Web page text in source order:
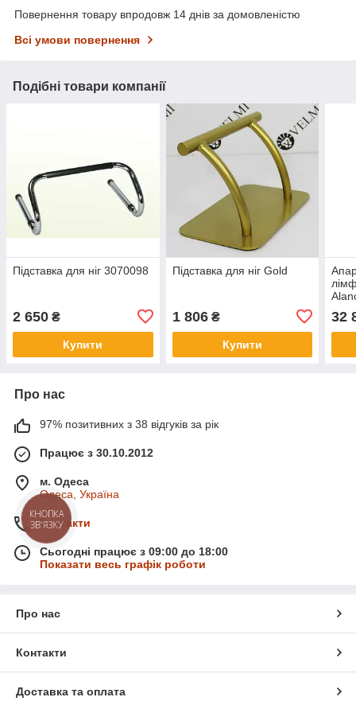
Повернення товару впродовж 14 днів за домовленістю
Всі умови повернення
Подібні товари компанії
Підставка для ніг 3070098
2 650 ₴
Купити
Підставка для ніг Gold
1 806₴
Купити
32
Про нас
97% позитивних з 38 відгуків за рік
Працює з 30.10.2012
м. Одеса
Одеса, Україна
Контакти
Сьогодні працює з 09:00 до 18:00
Показати весь графік роботи
Про нас
Контакти
Доставка та оплата
КНОПКА
ЗВ'ЯЗКУ